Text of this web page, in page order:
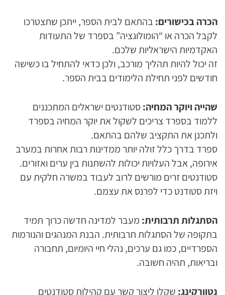
הכרה בכישורים: בהתאם לבית הספר, ייתכן שתצטרכו
לקבל הכרה או “הומולוגציה” בספרד של התעודות
האקדמיות הישראליות שלכם.
זה יכול להיות תהליך מורכב, ולכן כדאי להתחיל בו כשישה
חודשים לפני תחילת הלימודים בבית הספר.
שהייה ויוקר המחיה:סטודנטים ישראלים המתכננים
ללמוד בספרד צריכים לשקול את יוקר המחיה בספרד
ולתכנן את התקציב שלהם בהתאם.
ספרד בדרך כלל זולה יותר ממדינות רבות אחרות במערב
אירופה, אבל העלויות יכולות להשתנות בין ערים ואזורים.
סטודנטים זרים מורשים לרוב לעבוד במשרה חלקית עם
ויזת סטודנט כדי לפרנס את עצמם.
הסתגלות תרבותית: מעבר למדינה חדשה כרוך תמיד
בתקופה של הסתגלות תרבותית. הבנת המנהגים והנורמות
הספרדיים, כמו גם ערכים, נהלי חיי היומיום, תחבורה
ובריאות, תהיה חשובה.
נטוורקינג: שקלו ליצור קשר עם קהילות סטודנטים